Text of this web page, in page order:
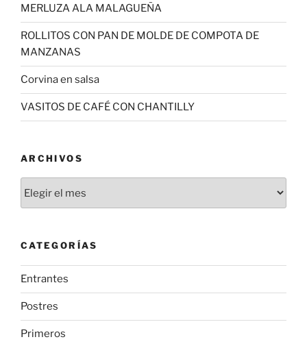
MERLUZA ALA MALAGUEÑA
ROLLITOS CON PAN DE MOLDE DE COMPOTA DE
MANZANAS
Corvina en salsa
VASITOS DE CAFÉ CON CHANTILLY
ARCHIVOS
CATEGORÍAS
Entrantes
Postres
Primeros